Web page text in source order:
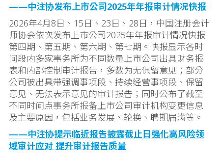
——中注协发布上市公司2025年年报审计情况快报
2026年4月8日、15日、23日、28日，中国注册会计
师协会依次发布上市公司2025年年报审计情况快报
第四期、第五期、第六期、第七期。快报显示各时
间段内多家事务所为不同数量上市公司出具财务报
表和内部控制审计报告，多数为无保留意见；部分
公司被出具带强调事项段、持续经营事项段、保留
意见、无法表示意见的审计报告；同时公布了截至
不同时间点事务所报备上市公司审计机构变更信息
及主要原因，包括业务发展、轮换、聘期届满等。
——中注协提示临近报告披露截止日强化高风险领
域审计应对 提升审计报告质量